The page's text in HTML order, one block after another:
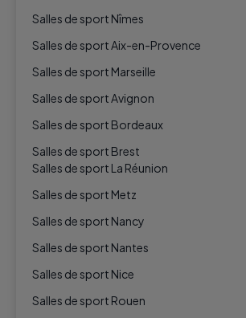
Salles de sport Nîmes
Salles de sport Aix-en-Provence
Salles de sport Marseille
Salles de sport Avignon
Salles de sport Bordeaux
Salles de sport Brest
Salles de sport La Réunion
Salles de sport Metz
Salles de sport Nancy
Salles de sport Nantes
Salles de sport Nice
Salles de sport Rouen